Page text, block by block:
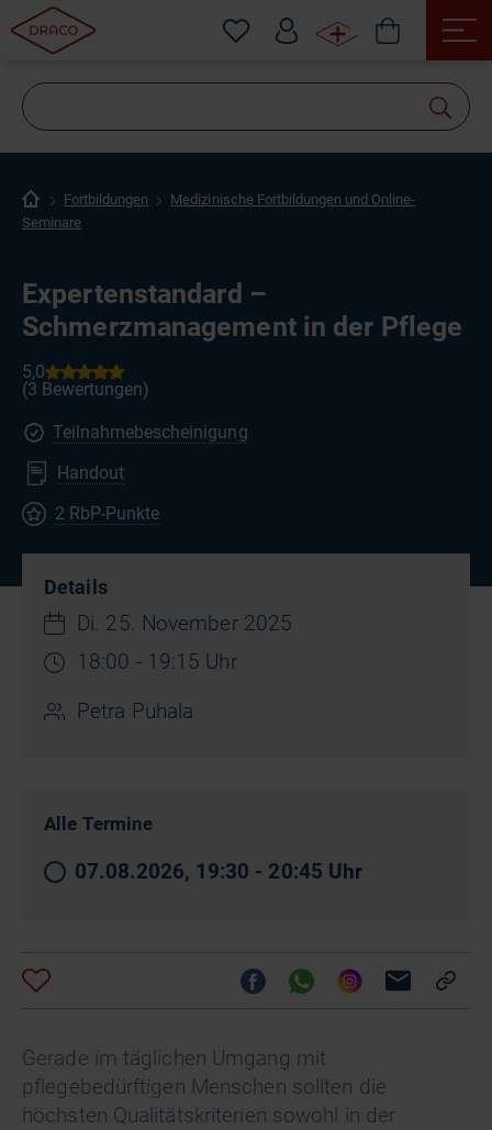
Fortbildungen
Medizinische Fortbildungen und Online-
Seminare
Expertenstandard –
Schmerzmanagement in der Pflege
Teilnahmebescheinigung
Handout
2 RbP-Punkte
Details
Di. 25. November 2025
18:00 - 19:15 Uhr
Petra Puhala
Alle Termine
07.08.2026, 19:30 - 20:45 Uhr
Gerade im täglichen Umgang mit
pflegebedürftigen Menschen sollten die
höchsten Qualitätskriterien sowohl in der
suchen